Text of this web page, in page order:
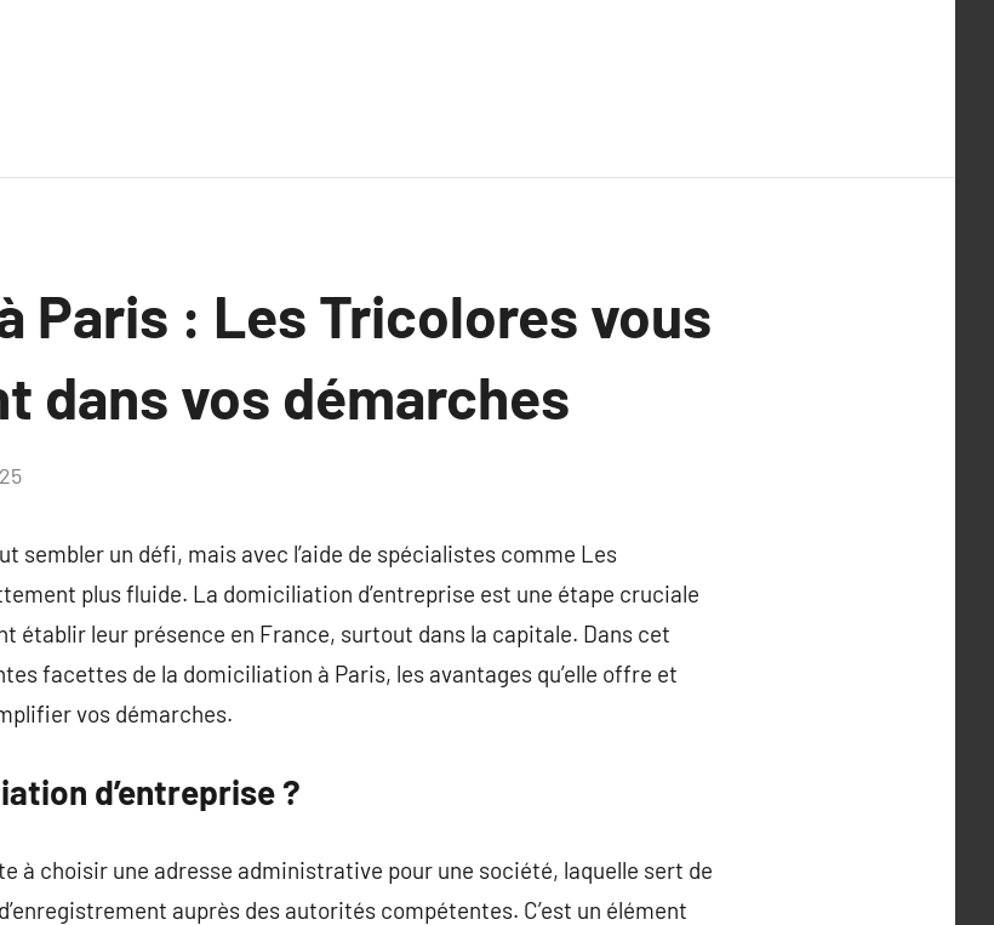
Paris : Les Tricolores vous
dans vos démarches
sembler un défi, mais avec l’aide de spécialistes comme Les
plus fluide. La domiciliation d’entreprise est une étape cruciale
établir leur présence en France, surtout dans la capitale. Dans cet
facettes de la domiciliation à Paris, les avantages qu’elle offre et
vos démarches.
d’entreprise ?
à choisir une adresse administrative pour une société, laquelle sert de
auprès des autorités compétentes. C’est un élément